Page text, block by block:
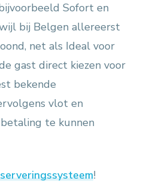
Sofort en
bij Belgen allereerst
net als Ideal voor
gast direct kiezen voor
bekende
vlot en
te kunnen
!